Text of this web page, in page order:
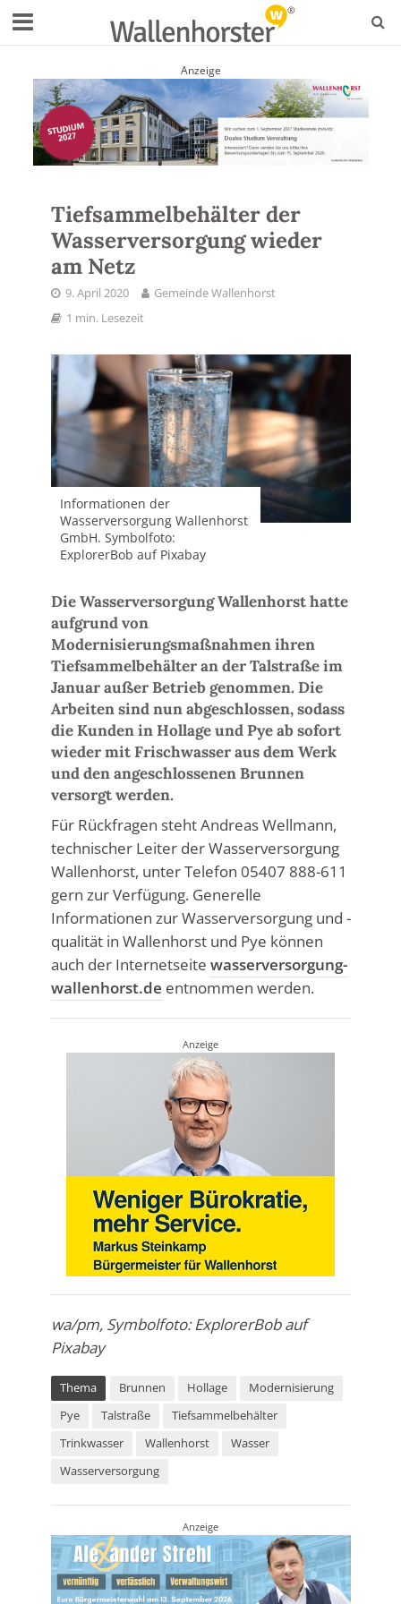
Anzeige
Tiefsammelbehälter der
Wasserversorgung wieder
am Netz
9. April 2020
Gemeinde Wallenhorst
1 min. Lesezeit
Informationen der
Wasserversorgung Wallenhorst
GmbH. Symbolfoto:
ExplorerBob auf Pixabay
Die Wasserversorgung Wallenhorst hatte
aufgrund von
Modernisierungsmaßnahmen ihren
Tiefsammelbehälter an der Talstraße im
Januar außer Betrieb genommen. Die
Arbeiten sind nun abgeschlossen, sodass
die Kunden in Hollage und Pye ab sofort
wieder mit Frischwasser aus dem Werk
und den angeschlossenen Brunnen
versorgt werden.
Für Rückfragen steht Andreas Wellmann,
technischer Leiter der Wasserversorgung
Wallenhorst, unter Telefon 05407 888-611
gern zur Verfügung. Generelle
Informationen zur Wasserversorgung und -
qualität in Wallenhorst und Pye können
auch der Internetseite wasserversorgung-
wallenhorst.de entnommen werden.
Anzeige
wa/pm, Symbolfoto: ExplorerBob auf
Pixabay
Thema Brunnen Hollage
Modernisierung
Pye
Talstraße
Tiefsammelbehälter
Trinkwasser
Wallenhorst
Wasser
Wasserversorgung
Anzeige